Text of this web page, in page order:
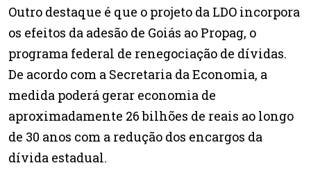
Outro destaque é que o projeto da LDO incorpora
os efeitos da adesão de Goiás ao Propag, o
programa federal de renegociação de dívidas.
De acordo com a Secretaria da Economia, a
medida poderá gerar economia de
aproximadamente 26 bilhões de reais ao longo
de 30 anos com a redução dos encargos da
dívida estadual.